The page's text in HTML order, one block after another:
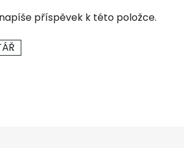
příspěvek k této položce.